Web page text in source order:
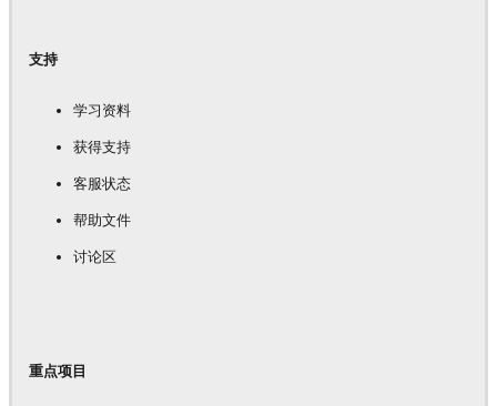
支持
学习资料
获得支持
客服状态
帮助文件
讨论区
重点项目